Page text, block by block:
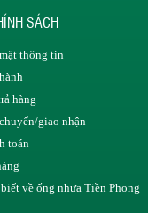
SÁCH
thông tin
hàng
giao nhận
toán
về ống nhựa Tiền Phong